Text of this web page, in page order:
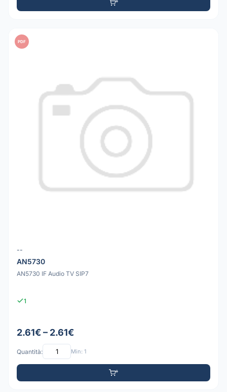
PDF
--
AN5730
AN5730 IF Audio TV SIP7
1
2.61€ – 2.61€
Quantità: Min: 1